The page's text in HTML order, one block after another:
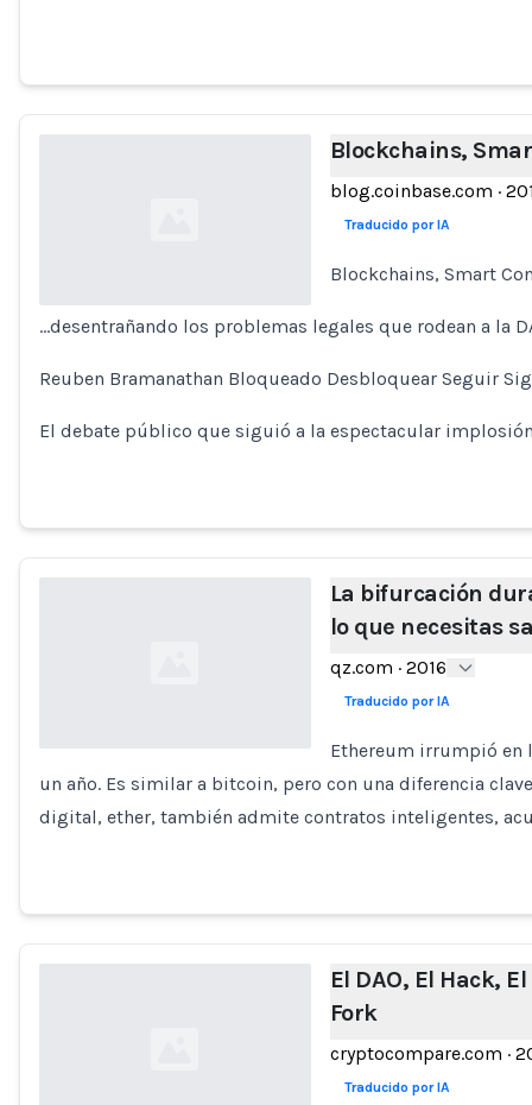
Blockchains,
blog.coinbase.com ·
Traducido por IA
Blockchains, Smart
…desentrañando los problemas legales que rodean a la
Reuben Bramanathan Bloqueado Desbloquear Seguir
El debate público que siguió a la espectacular implosión
La bifurcación
lo que necesitas
qz.com · 2016
Traducido por IA
Ethereum irrumpió en
un año. Es similar a bitcoin, pero con una diferencia
digital, ether, también admite contratos inteligentes,
El DAO, El Hack,
Fork
cryptocompare.com ·
Traducido por IA